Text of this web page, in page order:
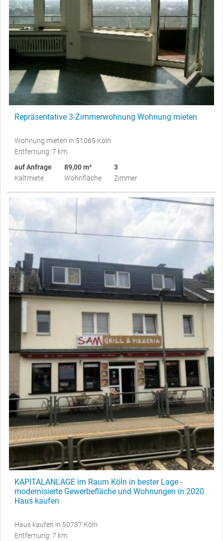
Repräsentative 3-Zimmerwohnung Wohnung mieten
Wohnung mieten in 51065 Köln
Entfernung: 7 km
auf Anfrage
Kaltmiete
89,00 m²
Wohnfläche
3
Zimmer
KAPITALANLAGE im Raum Köln in bester Lage -
modernisierte Gewerbefläche und Wohnungen in 2020
Haus kaufen
Haus kaufen in 50737 Köln
Entfernung: 7 km